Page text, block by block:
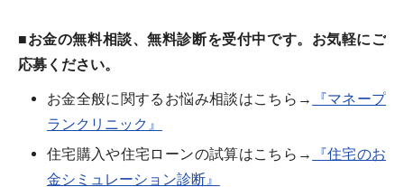
■お金の無料相談、無料診断を受付中です。お気軽にご
応募ください。
お金全般に関するお悩み相談はこちら→
『マネープ
ランクリニック』
住宅購入や住宅ローンの試算はこちら→
『住宅のお
金シミュレーション診断』